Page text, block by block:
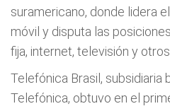
suramericano, donde lidera
móvil y disputa las
fija, internet, televisión y
Telefónica Brasil, subsidiaria
Telefónica, obtuvo en el